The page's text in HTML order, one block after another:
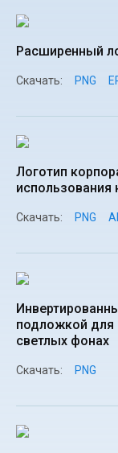
Расширенный
Скачать: PNG
Логотип
Скачать: PNG AI
подложкой для
светлых фонах
Скачать: PNG